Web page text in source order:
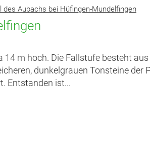
des Aubachs bei Hüfingen-Mundelfingen
m hoch. Die Fallstufe besteht
dunkelgrauen Tonsteine der
Entstanden ist...